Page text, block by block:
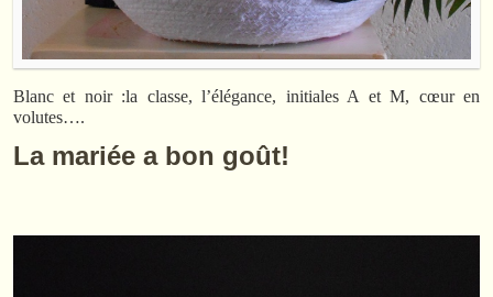
Blanc et noir :la classe, l’élégance, initiales A et M, cœur en
volutes….
La mariée a bon goût!